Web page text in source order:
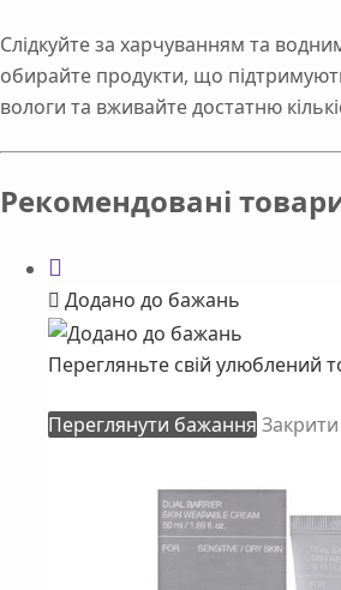
Слідкуйте за харчуванням та
обирайте продукти, що
вологи та вживайте достатню
Рекомендовані
Додано до бажань
Перегляньте свій улюблений
Переглянути бажання Закрити